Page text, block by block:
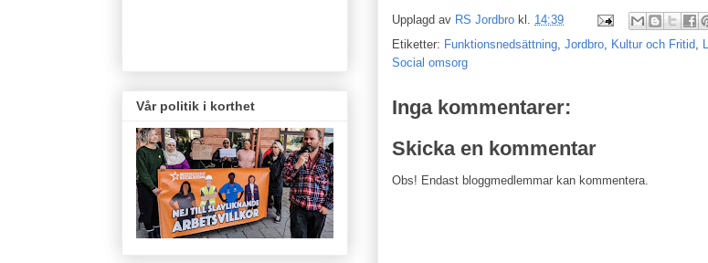
Upplagd av RS Jordbro kl. 14:39
Etiketter: Funktionsnedsättning Jordbro Kultur och Fritid
Social omsorg
Inga kommentarer:
Skicka en kommentar
Obs! Endast bloggmedlemmar kan kommentera.
Vår politik i korthet